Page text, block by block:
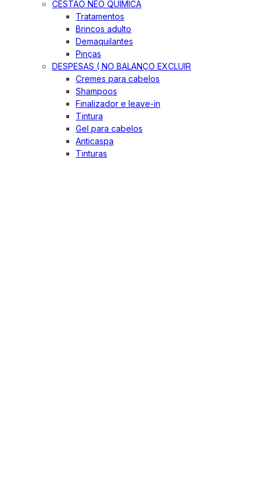
CESTÃO NEO QUIMICA
Tratamentos
Brincos adulto
Demaquilantes
Pinças
DESPESAS ( NO BALANÇO EXCLUIR
Cremes para cabelos
Shampoos
Finalizador e leave-in
Tintura
Gel para cabelos
Anticaspa
Tinturas